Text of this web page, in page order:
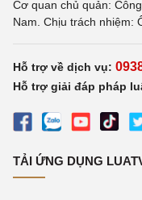
Cơ quan chủ quản:
Nam. Chịu trách nhiệm:
Hỗ trợ về dịch vụ:
Hỗ trợ giải đáp pháp
TẢI ỨNG DỤNG